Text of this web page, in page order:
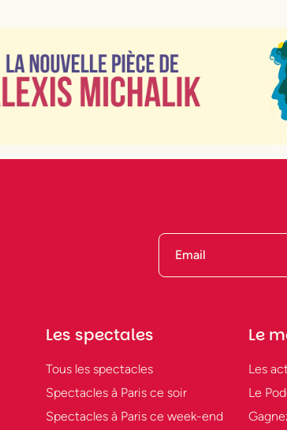
Les spectales
Tous les spectacles
Spectacles à Paris ce soir
Spectacles à Paris ce week-end
Le
Les
Le